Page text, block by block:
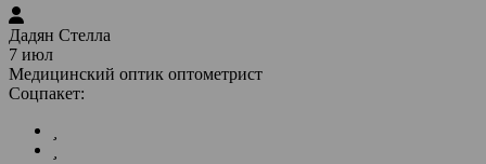
Дадян Стелла
7 июл
Медицинский оптик оптометрист
Соцпакет: